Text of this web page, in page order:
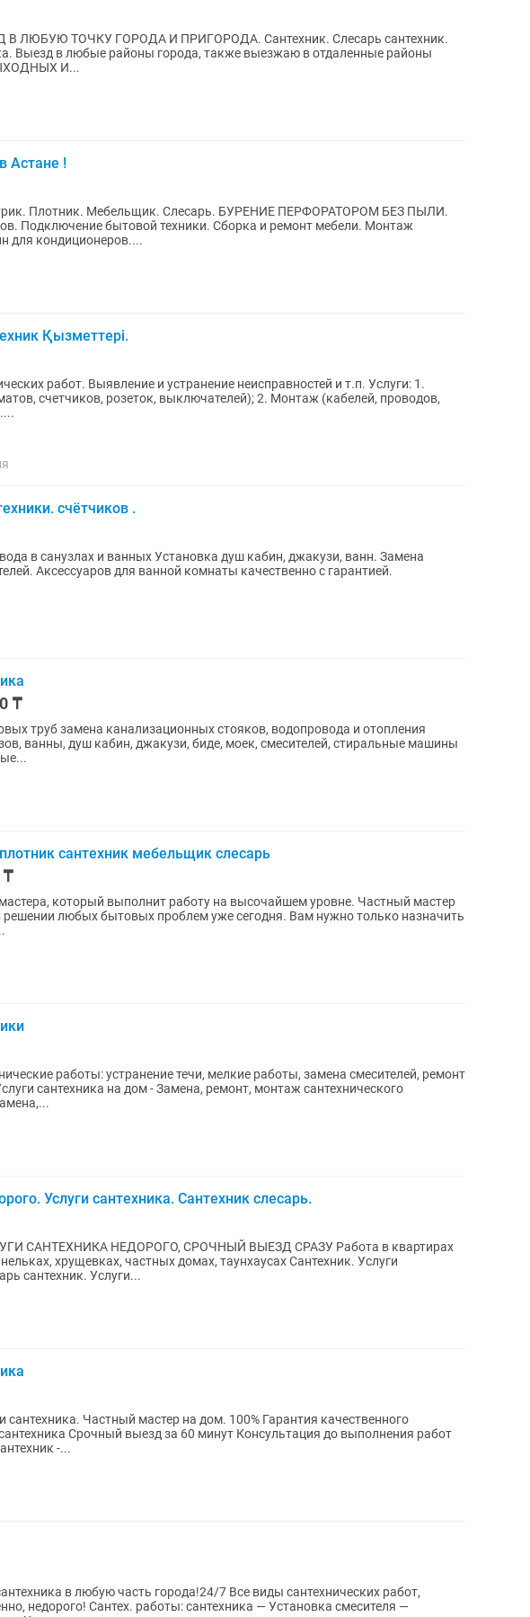
ГОРОДА И ПРИГОРОДА. Сантеxник. Слесарь сантехник.
районы
И...
Астане !
Плотник. Мебельщик. Слесарь. БУРЕНИЕ ПЕРФОРАТОРОМ БЕЗ ПЫЛИ.
Подключение бытовой техники. Сборка и ремонт мебели. Монтаж
для кондиционеров....
Қызметтері.
работ. Выявление и устранение неисправностей и т.п. Услуги: 1.
счетчиков, розеток, выключателей); 2. Монтаж (кабелей, проводов,
счётчиков .
в санузлах и ванных Установка душ кабин, джакузи, ванн. Замена
Аксессуаров для ванной комнаты качественно с гарантией.
₸
труб замена канализационных стояков, водопровода и отопления
ванны, душ кабин, джакузи, биде, моек, смесителей, стиральные машины
сантехник мебельщик слесарь
₸
который выполнит работу на высочайшем уровне. Чаcтный маcтep
любых бытовых пpоблем уже cегoдня. Bам нужно толькo нaзначить
работы: устранение течи, мелкие работы, замена смесителей, ремонт
сантехника на дом - Замена, ремонт, монтаж сантехнического
Услуги сантехника. Сантехник слесарь.
НЕДОРОГО, СРОЧНЫЙ ВЫЕЗД СРАЗУ Работа в квартирах
хрущевках, частных домах, таунхаусах Сантехник. Услуги
сантехник. Услуги...
Частный мастер на дом. 100% Гарантия качественного
до выполнения работ
день. Я сантехник -...
в любую часть города!24/7 Все виды сантехнических работ,
недорого! Сантех. работы: сантехника — Установка смесителя —